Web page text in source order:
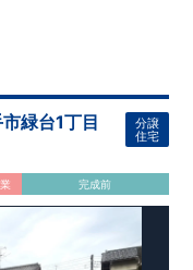
7分 マミーマート 徒
ンズモール大利根車7
償）を設けること
用しています。
緑台1丁目
分譲
住宅
完成前